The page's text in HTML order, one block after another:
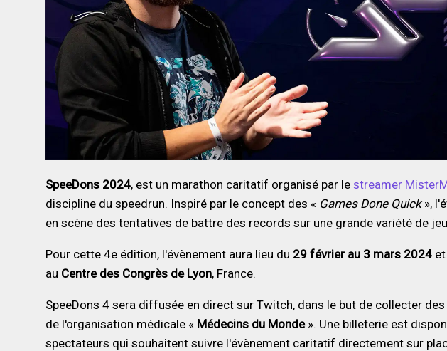
SpeeDons 2024, est un marathon caritatif organisé par le streamer
discipline du speedrun. Inspiré par le concept des « Games Done Quick»,
en scène des tentatives de battre des records sur une grande variété de
Pour cette 4e édition, l'évènement aura lieu du 29 février au 3 mars 2024et
au Centre des Congrès de Lyon, France.
SpeeDons 4 sera diffusée en direct sur Twitch, dans le but de collecter
de l'organisation médicale « Médecins du Monde». Une billeterie est
spectateurs qui souhaitent suivre l'évènement caritatif directement sur